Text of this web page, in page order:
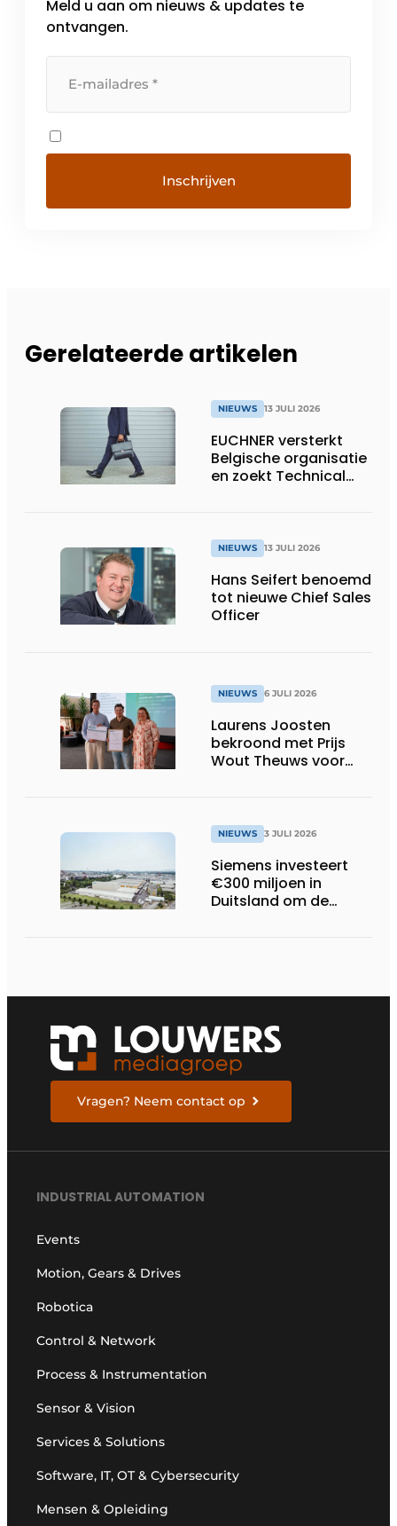
functioneren. Onze filosofie van de New
Automation Technology staat voor universele
Meld u aan om nieuws & updates te
ontvangen.
Gerelateerde artikelen
NIEUWS 13 JULI 2026
EUCHNER versterkt
Belgische organisatie
en zoekt Technical
NIEUWS 13 JULI 2026
Hans Seifert benoemd
tot nieuwe Chief Sales
Officer
NIEUWS 6 JULI 2026
Laurens Joosten
bekroond met Prijs
Wout Theuws voor
NIEUWS 3 JULI 2026
Siemens investeert
€300 miljoen in
Duitsland om de
Vragen? Neem contact op
INDUSTRIAL AUTOMATION
Events
Motion, Gears & Drives
Robotica
Control & Network
Process & Instrumentation
Sensor & Vision
Services & Solutions
Software, IT, OT & Cybersecurity
Mensen & Opleiding